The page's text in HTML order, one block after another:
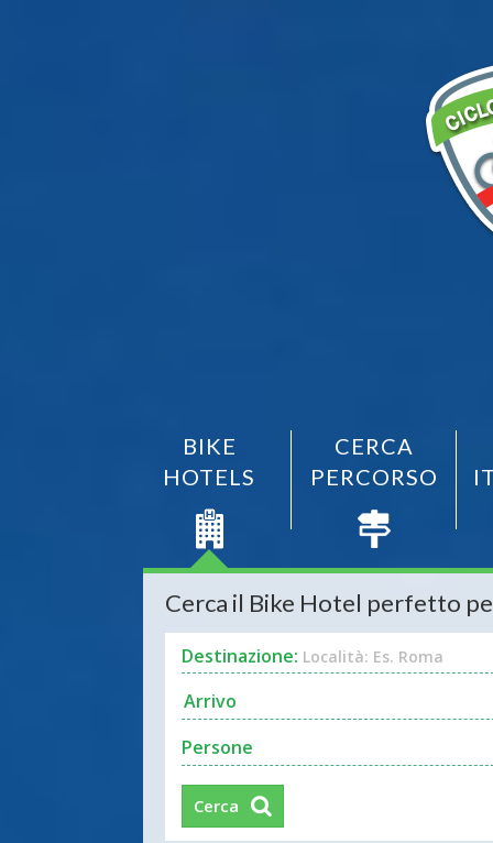
BIKE
HOTELS
CERCA
PERCORSO
Cerca il Bike Hotel perfetto
Destinazione: Località: Es. Roma
Persone
Cerca